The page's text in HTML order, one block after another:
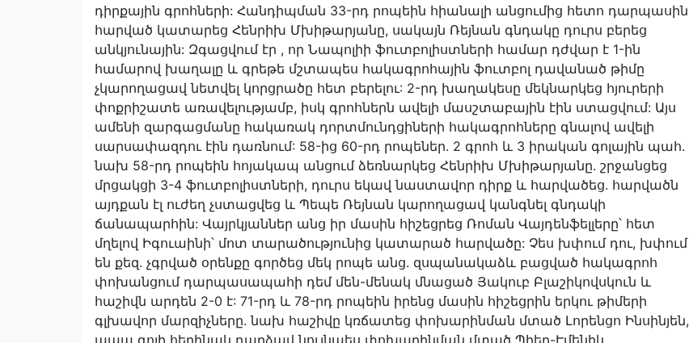
դիրքային գրոհների: Հանդիպման 33-րդ րոպեին հիանալի անցումից հետո դարպասին
հարված կատարեց Հենրիխ Մխիթարյանը, սակայն Ռեյնան գնդակը դուրս բերեց
անկյունային: Զգացվում էր , որ Նապոլիի ֆուտբոլիստների համար դժվար է 1-ին
համարով խաղալը և գրեթե մշտապես հակագրոհային ֆուտբոլ դավանած թիմը
չկարողացավ նետվել կորցրածը հետ բերելու: 2-րդ խաղակեսը մեկնարկեց հյուրերի
փոքրիշատե առավելությամբ, իսկ գրոհներն ավելի մասշտաբային էին ստացվում: Այս
ամենի զարգացմանը հակառակ դորտմունդցիների հակագրոհները գնալով ավելի
սարսափազդու էին դառնում: 58-ից 60-րդ րոպեներ. 2 գրոհ և 3 իրական գոլային պահ.
նախ 58-րդ րոպեին հոյակապ անցում ձեռնարկեց Հենրիխ Մխիթարյանը. շրջանցեց
մրցակցի 3-4 ֆուտբոլիստների, դուրս եկավ նաստավոր դիրք և հարվածեց. հարվածն
այդքան էլ ուժեղ չստացվեց և Պեպե Ռեյնան կարողացավ կանգնել գնդակի
ճանապարհին: Վայրկյաններ անց իր մասին հիշեցրեց Ռոման Վայդենֆելլերը՝ հետ
մղելով Իգուաինի՝ մոտ տարածությունից կատարած հարվածը: Չես խփում դու, խփում
են քեզ. չգրված օրենքը գործեց մեկ րոպե անց. զսպանակաձև բացված հակագրոհ
փոխանցում դարպասապահի դեմ մեն-մենակ մնացած Յակուբ Բլաշիկովսկուն և
հաշիվն արդեն 2-0 է: 71-րդ և 78-րդ րոպեին իրենց մասին հիշեցրին երկու թիմերի
գլխավոր մարզիչները. նախ հաշիվը կռճատեց փոխարինման մտած Լորենցո Ինսինյեն,
ապա գոլի հեղինակ դարձավ նույնպես փոխարինման մտած Պիեր-Էմենիկ